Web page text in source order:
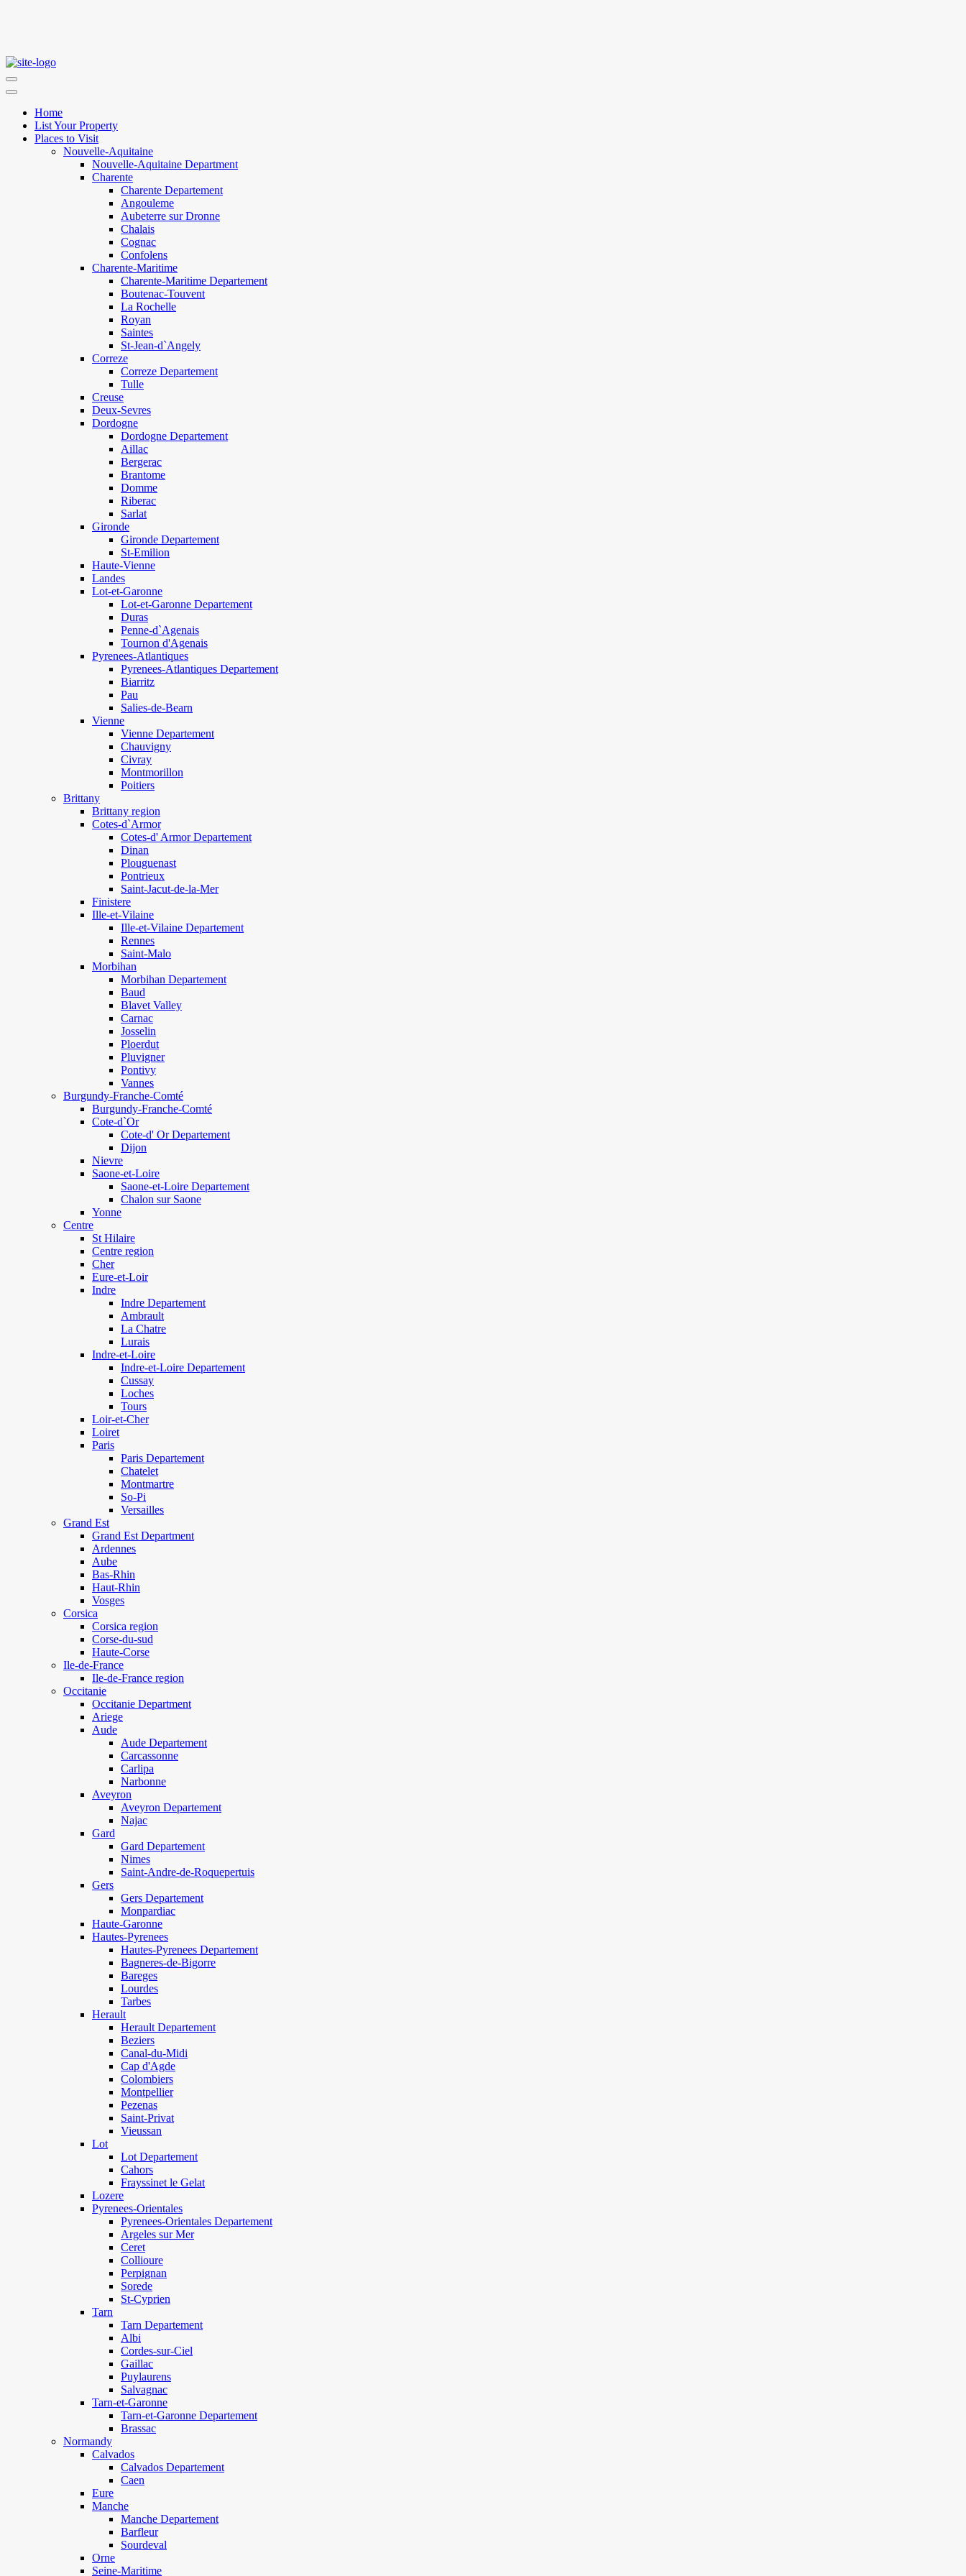
Home
List Your Property
Places to Visit
Nouvelle-Aquitaine
Nouvelle-Aquitaine Department
Charente
Charente Departement
Angouleme
Aubeterre sur Dronne
Chalais
Cognac
Confolens
Charente-Maritime
Charente-Maritime Departement
Boutenac-Touvent
La Rochelle
Royan
Saintes
St-Jean-d`Angely
Correze
Correze Departement
Tulle
Creuse
Deux-Sevres
Dordogne
Dordogne Departement
Aillac
Bergerac
Brantome
Domme
Riberac
Sarlat
Gironde
Gironde Departement
St-Emilion
Haute-Vienne
Landes
Lot-et-Garonne
Lot-et-Garonne Departement
Duras
Penne-d`Agenais
Tournon d'Agenais
Pyrenees-Atlantiques
Pyrenees-Atlantiques Departement
Biarritz
Pau
Salies-de-Bearn
Vienne
Vienne Departement
Chauvigny
Civray
Montmorillon
Poitiers
Brittany
Brittany region
Cotes-d`Armor
Cotes-d' Armor Departement
Dinan
Plouguenast
Pontrieux
Saint-Jacut-de-la-Mer
Finistere
Ille-et-Vilaine
Ille-et-Vilaine Departement
Rennes
Saint-Malo
Morbihan
Morbihan Departement
Baud
Blavet Valley
Carnac
Josselin
Ploerdut
Pluvigner
Pontivy
Vannes
Burgundy-Franche-Comté
Burgundy-Franche-Comté
Cote-d`Or
Cote-d' Or Departement
Dijon
Nievre
Saone-et-Loire
Saone-et-Loire Departement
Chalon sur Saone
Yonne
Centre
St Hilaire
Centre region
Cher
Eure-et-Loir
Indre
Indre Departement
Ambrault
La Chatre
Lurais
Indre-et-Loire
Indre-et-Loire Departement
Cussay
Loches
Tours
Loir-et-Cher
Loiret
Paris
Paris Departement
Chatelet
Montmartre
So-Pi
Versailles
Grand Est
Grand Est Department
Ardennes
Aube
Bas-Rhin
Haut-Rhin
Vosges
Corsica
Corsica region
Corse-du-sud
Haute-Corse
Ile-de-France
Ile-de-France region
Occitanie
Occitanie Department
Ariege
Aude
Aude Departement
Carcassonne
Carlipa
Narbonne
Aveyron
Aveyron Departement
Najac
Gard
Gard Departement
Nimes
Saint-Andre-de-Roquepertuis
Gers
Gers Departement
Monpardiac
Haute-Garonne
Hautes-Pyrenees
Hautes-Pyrenees Departement
Bagneres-de-Bigorre
Bareges
Lourdes
Tarbes
Herault
Herault Departement
Beziers
Canal-du-Midi
Cap d'Agde
Colombiers
Montpellier
Pezenas
Saint-Privat
Vieussan
Lot
Lot Departement
Cahors
Frayssinet le Gelat
Lozere
Pyrenees-Orientales
Pyrenees-Orientales Departement
Argeles sur Mer
Ceret
Collioure
Perpignan
Sorede
St-Cyprien
Tarn
Tarn Departement
Albi
Cordes-sur-Ciel
Gaillac
Puylaurens
Salvagnac
Tarn-et-Garonne
Tarn-et-Garonne Departement
Brassac
Normandy
Calvados
Calvados Departement
Caen
Eure
Manche
Manche Departement
Barfleur
Sourdeval
Orne
Seine-Maritime